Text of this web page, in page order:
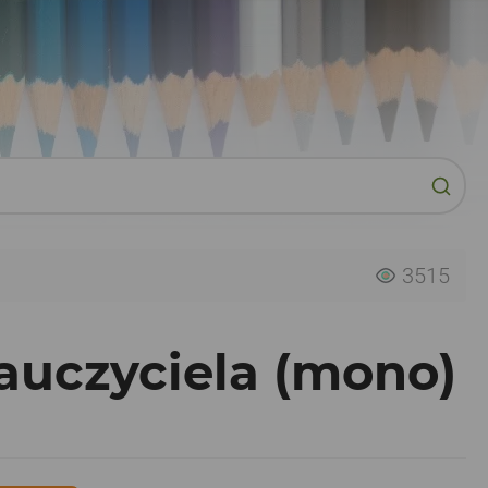
3515
(mono)